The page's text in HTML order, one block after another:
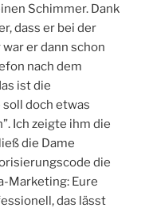
Schimmer. Dank
dass er bei der
er dann schon
nach dem
ist die
doch etwas
Ich zeigte ihm die
die Dame
die
Marketing: Eure
das lässt